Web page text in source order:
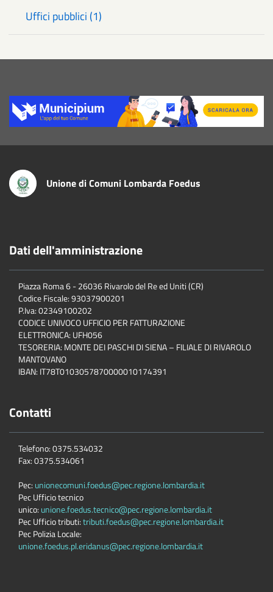
Uffici pubblici (1)
Title
Unione di Comuni Lombarda Foedus
Dati dell'amministrazione
Piazza Roma 6 - 26036 Rivarolo del Re ed Uniti (CR)
Codice Fiscale: 93037900201
P.Iva: 02349100202
CODICE UNIVOCO UFFICIO PER FATTURAZIONE
ELETTRONICA: UFH056
TESORERIA: MONTE DEI PASCHI DI SIENA – FILIALE DI RIVAROLO
MANTOVANO
IBAN: IT78T0103057870000010174391
Contatti
Telefono: 0375.534032
Fax: 0375.534061
Pec: unionecomuni.foedus@pec.regione.lombardia.it
Pec Ufficio tecnico
unico: unione.foedus.tecnico@pec.regione.lombardia.it
Pec Ufficio tributi:tributi.foedus@pec.regione.lombardia.it
Pec Polizia Locale:
unione.foedus.pl.eridanus@pec.regione.lombardia.it